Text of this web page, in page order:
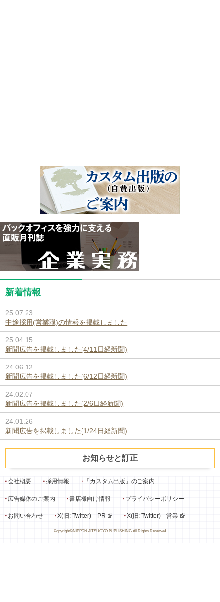
新着情報
25.07.23
中途採用(営業職)の情報を掲載しました
25.04.15
新聞広告を掲載しました(4/11日経新聞)
24.06.12
新聞広告を掲載しました(6/12日経新聞)
24.02.07
新聞広告を掲載しました(2/6日経新聞)
24.01.26
新聞広告を掲載しました(1/24日経新聞)
お知らせと訂正
会社概要 採用情報 「カスタム出版」のご案内
広告媒体のご案内 書店様向け情報 プライバシーポリシー
お問い合わせ X(旧: Twitter)－PR X(旧: Twitter)－営業
Copyright©NIPPON JITSUGYO PUBLISHING All Rights Reserved.